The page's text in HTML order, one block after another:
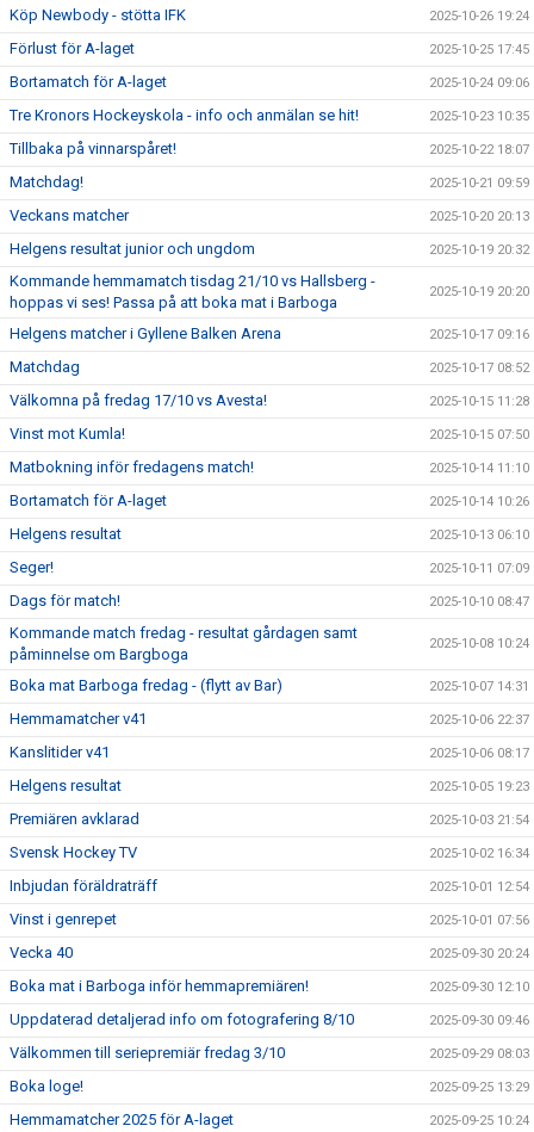
Köp Newbody - stötta IFK 2025-10-26 19:24
Förlust för A-laget 2025-10-25 17:45
Bortamatch för A-laget 2025-10-24 09:06
Tre Kronors Hockeyskola - info och anmälan se hit! 2025-10-23 10:35
Tillbaka på vinnarspåret! 2025-10-22 18:07
Matchdag! 2025-10-21 09:59
Veckans matcher 2025-10-20 20:13
Helgens resultat junior och ungdom 2025-10-19 20:32
Kommande hemmamatch tisdag 21/10 vs Hallsberg -
hoppas vi ses! Passa på att boka mat i Barboga
2025-10-19 20:20
Helgens matcher i Gyllene Balken Arena 2025-10-17 09:16
Matchdag 2025-10-17 08:52
Välkomna på fredag 17/10 vs Avesta! 2025-10-15 11:28
Vinst mot Kumla! 2025-10-15 07:50
Matbokning inför fredagens match! 2025-10-14 11:10
Bortamatch för A-laget 2025-10-14 10:26
Helgens resultat 2025-10-13 06:10
Seger! 2025-10-11 07:09
Dags för match! 2025-10-10 08:47
Kommande match fredag - resultat gårdagen samt
påminnelse om Bargboga
2025-10-08 10:24
Boka mat Barboga fredag - (flytt av Bar) 2025-10-07 14:31
Hemmamatcher v41 2025-10-06 22:37
Kanslitider v41 2025-10-06 08:17
Helgens resultat 2025-10-05 19:23
Premiären avklarad 2025-10-03 21:54
Svensk Hockey TV 2025-10-02 16:34
Inbjudan föräldraträff 2025-10-01 12:54
Vinst i genrepet 2025-10-01 07:56
Vecka 40 2025-09-30 20:24
Boka mat i Barboga inför hemmapremiären! 2025-09-30 12:10
Uppdaterad detaljerad info om fotografering 8/10 2025-09-30 09:46
Välkommen till seriepremiär fredag 3/10 2025-09-29 08:03
Boka loge! 2025-09-25 13:29
Hemmamatcher 2025 för A-laget 2025-09-25 10:24